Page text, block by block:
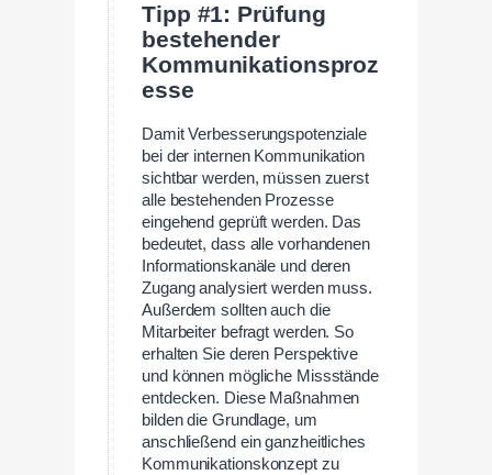
Tipp #1: Prüfung
bestehender
Kommunikationsproz
esse
Damit Verbesserungspotenziale
bei der internen Kommunikation
sichtbar werden, müssen zuerst
alle bestehenden Prozesse
eingehend geprüft werden. Das
bedeutet, dass alle vorhandenen
Informationskanäle und deren
Zugang analysiert werden muss.
Außerdem sollten auch die
Mitarbeiter befragt werden. So
erhalten Sie deren Perspektive
und können mögliche Missstände
entdecken. Diese Maßnahmen
bilden die Grundlage, um
anschließend ein ganzheitliches
Kommunikationskonzept zu